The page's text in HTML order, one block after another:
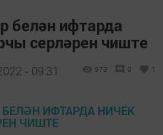
белән ифтарда
серләрен чиште
- 09:31 973 0 1